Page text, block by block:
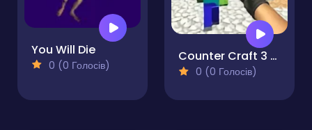
You Will Die
0 (0 Голосів)
Counter Craft 3 Zombies
0 (0 Голосів)